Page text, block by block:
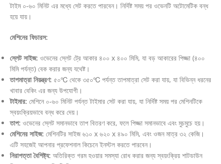
টাইম ০-৬০ মিনিট এর মধ্যে সেট করতে পারবেন। নির্দিষ্ট সময় পর ওভেনটি অটোমেটিক বন্ধ
হয়ে যায়।
মেশিনের ফিচারস:
স্লেট সাইজ: ওভেনের স্লেট ট্রে আকার ৪০০ x ৪০০ মিমি, যা বড় আকারের পিজ্জা (৪০০
মিমি পর্যন্ত) বেক করার জন্য যথেষ্ট।
তাপমাত্রা নিয়ন্ত্রণ: ৫০℃ থেকে ৩৫০℃ পর্যন্ত তাপমাত্রা সেট করা যায়, যা বিভিন্ন ধরনের
খাবার বেকিং এর জন্য উপযোগী।
টাইমার: মেশিনে ০-৬০ মিনিট পর্যন্ত টাইমার সেট করা যায়, যা নির্দিষ্ট সময় পর মেশিনটিকে
স্বয়ংক্রিয়ভাবে বন্ধ করে দেয়।
তাপ: ওভেনের স্লেট সমানভাবে তাপ বিতরণ করে, ফলে পিজ্জা সমানভাবে এবং মুচমুচে হয়।
মেশিনের সাইজ: মেশিনটির সাইজ ৬১০ x ৬২০ x ৪৯০ মিমি, এবং ওজন মাত্র ৩২ কেজি।
এটি সহজেই আপনার প্রফেশনাল কিচেনে ইনস্টল করতে পারবেন।
নিরাপত্তা বৈশিষ্ট্য: অতিরিক্ত গরম হওয়ার সমস্যা রোধ করার জন্য স্বয়ংক্রিয় শাটডাউন